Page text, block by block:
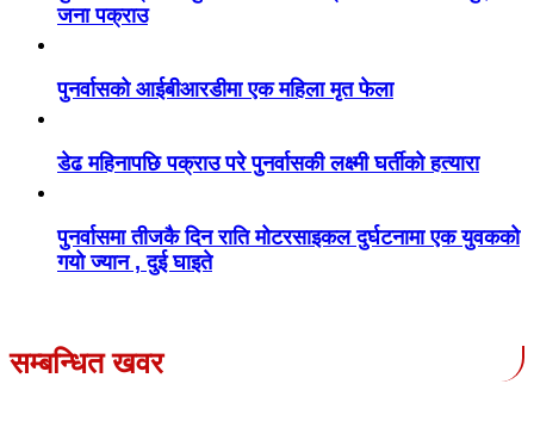
जना पक्राउ
पुनर्वासको आईबीआरडीमा एक महिला मृत फेला
डेढ महिनापछि पक्राउ परे पुनर्वासकी लक्ष्मी घर्तीको हत्यारा
पुनर्वासमा तीजकै दिन राति मोटरसाइकल दुर्घटनामा एक युवकको
गयो ज्यान , दुई घाइते
सम्बन्धित खवर